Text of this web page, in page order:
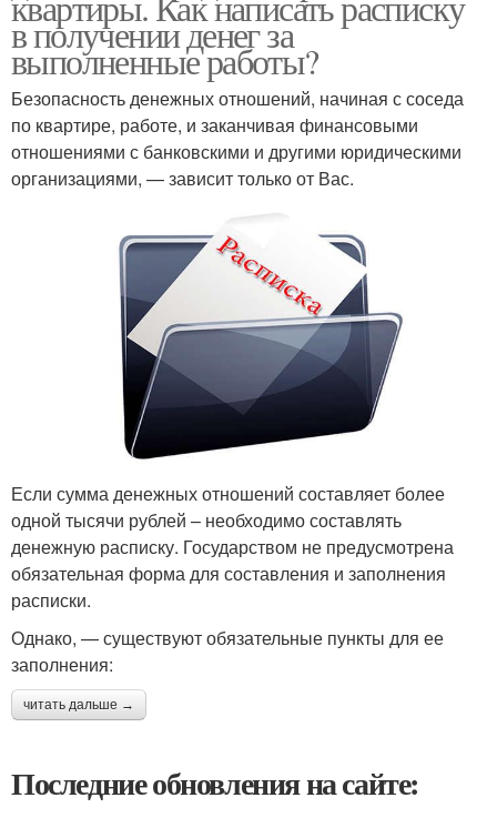
в получении денег за
выполненные работы?
Безопасность денежных отношений, начиная с соседа
по квартире, работе, и заканчивая финансовыми
отношениями с банковскими и другими юридическими
организациями, — зависит только от Вас.
Если сумма денежных отношений составляет более
одной тысячи рублей – необходимо составлять
денежную расписку. Государством не предусмотрена
обязательная форма для составления и заполнения
расписки.
Однако, — существуют обязательные пункты для ее
заполнения:
читать дальше →
Последние обновления на сайте: